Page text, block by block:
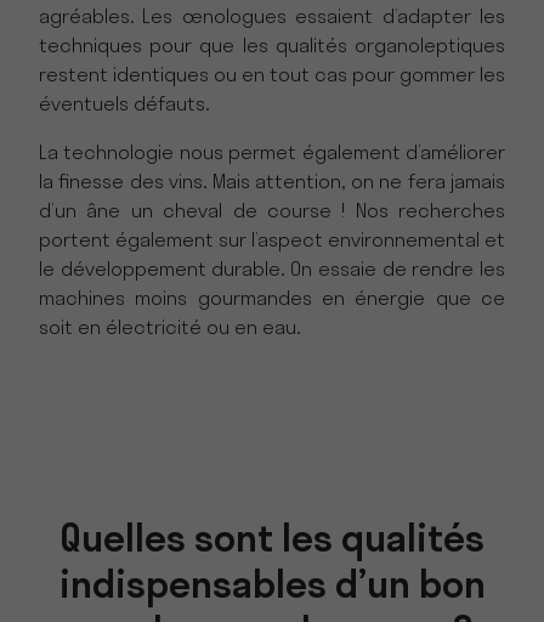
agréables. Les œnologues essaient d’adapter les
techniques pour que les qualités organoleptiques
restent identiques ou en tout cas pour gommer les
éventuels défauts.
La technologie nous permet également d’améliorer
la finesse des vins. Mais attention, on ne fera jamais
d’un âne un cheval de course ! Nos recherches
portent également sur l’aspect environnemental et
le développement durable. On essaie de rendre les
machines moins gourmandes en énergie que ce
soit en électricité ou en eau.
Quelles sont les qualités
indispensables d’un bon